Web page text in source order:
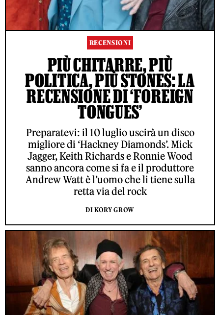
RECENSIONI
PIÙ CHITARRE, PIÙ
POLITICA, PIÙ STONES: LA
RECENSIONE DI ‘FOREIGN
TONGUES’
Preparatevi: il 10 luglio uscirà un disco
migliore di ‘Hackney Diamonds’. Mick
Jagger, Keith Richards e Ronnie Wood
sanno ancora come si fa e il produttore
Andrew Watt è l’uomo che li tiene sulla
retta via del rock
DI KORY GROW